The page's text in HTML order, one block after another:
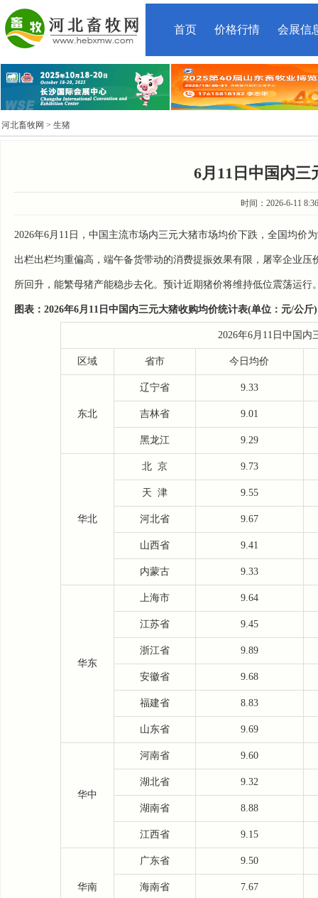
首页 价格行情 会展信
河北畜牧网 > 生猪
6月11日中国内
时间：2026-6-11
2026年6月11日，中国主流市场内三元大猪市场均价下跌，全国均价
出栏出栏均重偏高，端午备货带动的消费提振效果有限，屠宰企业
所回升，能繁母猪产能稳步去化。预计近期猪价将维持低位震荡运行
图表：2026年6月11日中国内三元大猪收购均价统计表(单位：元/公斤
2026年6月11日中国
区域 省市 今日均价
东北
辽宁省 9.33
吉林省 9.01
黑龙江 9.29
华北
北 京 9.73
天 津 9.55
河北省 9.67
山西省 9.41
内蒙古 9.33
华东
上海市 9.64
江苏省 9.45
浙江省 9.89
安徽省 9.68
福建省 8.83
山东省 9.69
华中
河南省 9.60
湖北省 9.32
湖南省 8.88
江西省 9.15
华南
广东省 9.50
海南省 7.67